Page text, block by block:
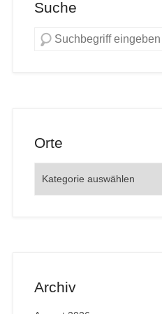
Suche
Orte
Archiv